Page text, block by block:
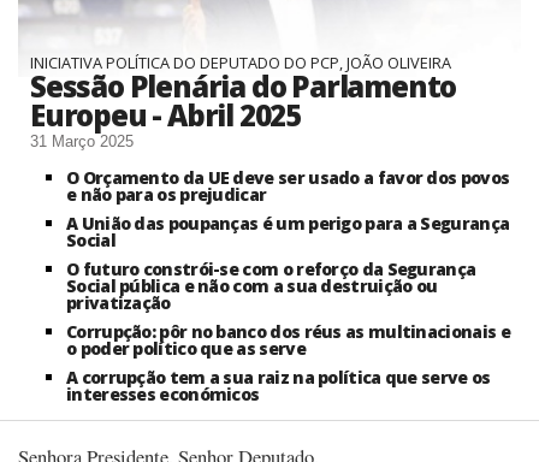
INICIATIVA POLÍTICA DO DEPUTADO DO PCP, JOÃO OLIVEIRA
Sessão Plenária do Parlamento
Europeu - Abril 2025
31 Março 2025
O Orçamento da UE deve ser usado a favor dos povos
e não para os prejudicar
A União das poupanças é um perigo para a Segurança
Social
O futuro constrói-se com o reforço da Segurança
Social pública e não com a sua destruição ou
privatização
Corrupção: pôr no banco dos réus as multinacionais e
o poder político que as serve
A corrupção tem a sua raiz na política que serve os
interesses económicos